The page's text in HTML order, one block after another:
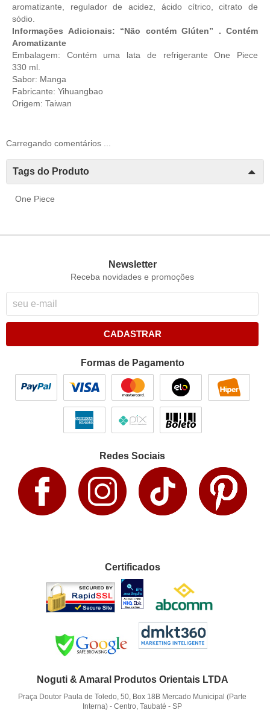
aromatizante, regulador de acidez, ácido cítrico, citrato de
sódio.
Informações Adicionais: “Não contém Glúten” . Contém
Aromatizante
Embalagem: Contém uma lata de refrigerante One Piece
330 ml.
Sabor: Manga
Fabricante: Yihuangbao
Origem: Taiwan
Carregando comentários ...
Tags do Produto
One Piece
Newsletter
Receba novidades e promoções
CADASTRAR
Formas de Pagamento
Redes Sociais
Certificados
Noguti & Amaral Produtos Orientais LTDA
Praça Doutor Paula de Toledo, 50, Box 18B Mercado Municipal (Parte
Interna) -Centro, Taubaté -SP